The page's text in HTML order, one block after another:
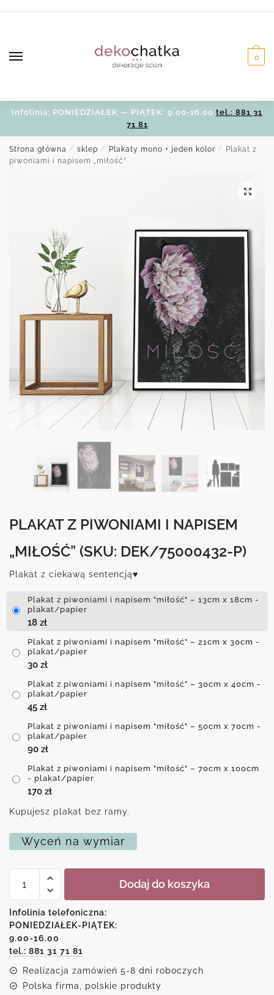
0
Infolinia: PONIEDZIAŁEK — PIĄTEK: 9.00-16.00 tel.: 881 31
71 81
Strona główna / sklep / Plakaty mono + jeden kolor /
Plakat z
piwoniami i napisem „miłość”
PLAKAT Z PIWONIAMI I NAPISEM
„MIŁOŚĆ” (SKU: DEK/75000432-P)
Plakat z ciekawą sentencją♥
Plakat z piwoniami i napisem "miłość" – 13cm x 18cm -
plakat/papier
18 zł
Plakat z piwoniami i napisem "miłość" – 21cm x 30cm -
plakat/papier
30 zł
Plakat z piwoniami i napisem "miłość" – 30cm x 40cm -
plakat/papier
45 zł
Plakat z piwoniami i napisem "miłość" – 50cm x 70cm -
plakat/papier
90 zł
Plakat z piwoniami i napisem "miłość" – 70cm x 100cm
- plakat/papier
170 zł
Kupujesz plakat bez ramy.
Wyceń na wymiar
Plakat
i
napisem
"miłość"
Dodaj do koszyka
Infolinia telefoniczna:
PONIEDZIAŁEK-PIĄTEK:
9.00-16.00
tel.: 881 31 71 81
Realizacja zamówień 5-8 dni roboczych
Polska firma, polskie produkty